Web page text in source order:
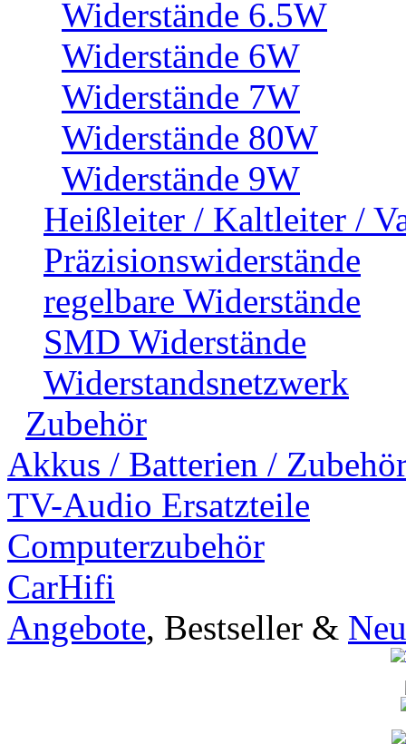
Widerstände 6.5W
Widerstände 6W
Widerstände 7W
Widerstände 80W
Widerstände 9W
Heißleiter / Kaltleiter /
Präzisionswiderstände
regelbare Widerstände
SMD Widerstände
Widerstandsnetzwerk
Zubehör
Akkus / Batterien /
TV-Audio Ersatzteile
Computerzubehör
CarHifi
Angebote, Bestseller &